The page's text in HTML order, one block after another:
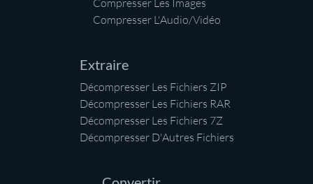
Compresser Les Images
Compresser L'Audio/Vidéo
Extraire
Décompresser Les Fichiers ZIP
Décompresser Les Fichiers RAR
Décompresser Les Fichiers 7Z
Décompresser D'Autres Fichiers